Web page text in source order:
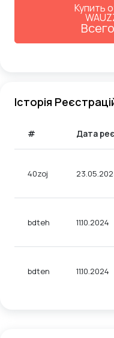
Купить
Історія
# Дата
40zoj
bdteh 11.10.2024
bdten 11.10.2024